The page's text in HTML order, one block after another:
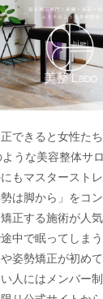
できると女性た
うな美容整体サ
もマスタースト
は脚から」をコ
正する施術が人
中で眠ってしま
姿勢矯正が初め
人にはメンバー